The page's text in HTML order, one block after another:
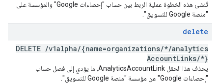
تُنشئ هذه الخطوة عملية الربط بين حساب "إحصاءات Google" والمؤسسة على
"منصة Google للتسويق".
delete
DELETE /v1alpha/{name=organizations/*/analytics
AccountLinks/*}
يحذف هذا الحقل AnalyticsAccountLink، ما يؤدي إلى فصل حساب
"إحصاءات Google" عن مؤسسة "منصة Google للتسويق".